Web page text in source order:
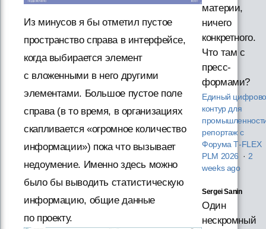
Из минусов я бы отметил пустое
пространство справа в интерфейсе,
когда выбирается элемент
с вложенными в него другими
элементами. Большое пустое поле
справа (в то время, в организациях
скапливается «огромное количество
информации») пока что вызывает
недоумение. Именно здесь можно
было бы выводить статистическую
информацию, общие данные
по проекту.
материи,
ничего
конкретного.
Что там с
пресс-
формами?
Единый
контур для
репортаж с
Форума T‑FLEX
PLM 2026 · 2
weeks ago
Sergei Sanin
Один
нескромный